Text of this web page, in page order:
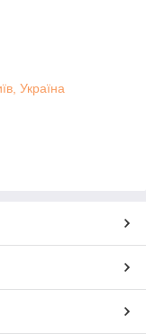
Україна